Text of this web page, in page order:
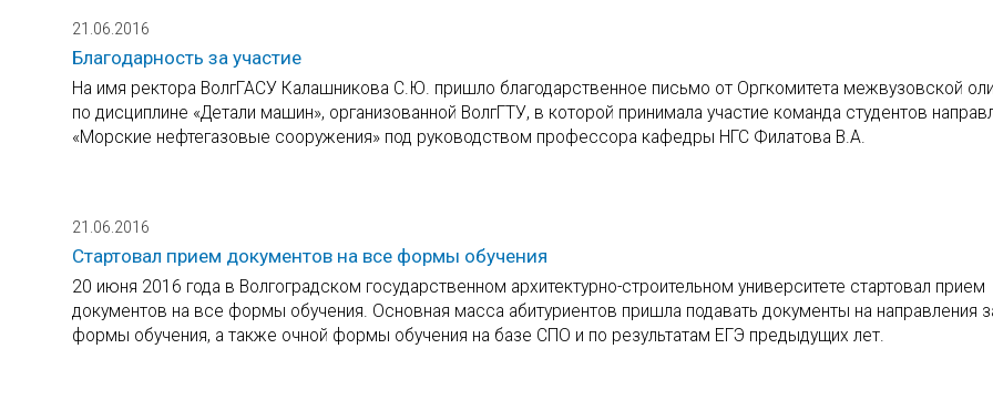
21.06.2016
Благодарность за участие
На имя ректора ВолгГАСУ Калашникова С.Ю. пришло благодарственное письмо от Оргкомитета межвузовской
по дисциплине «Детали машин», организованной ВолгГТУ, в которой принимала участие команда студентов
«Морские нефтегазовые сооружения» под руководством профессора кафедры НГС Филатова В.А.
21.06.2016
Стартовал прием документов на все формы обучения
20 июня 2016 года в Волгоградском государственном архитектурно-строительном университете стартовал прием
документов на все формы обучения. Основная масса абитуриентов пришла подавать документы на направления
формы обучения, а также очной формы обучения на базе СПО и по результатам ЕГЭ предыдущих лет.